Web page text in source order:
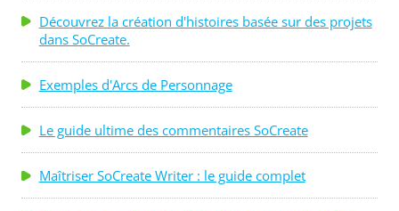
Découvrez la création d'histoires basée sur des projets
dans SoCreate.
Exemples d'Arcs de Personnage
Le guide ultime des commentaires SoCreate
Maîtriser SoCreate Writer : le guide complet